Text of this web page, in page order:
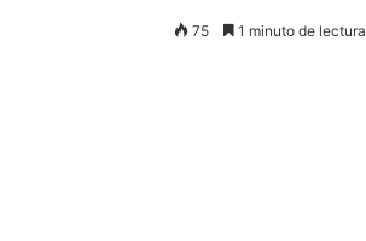
75 1 minuto de lectura